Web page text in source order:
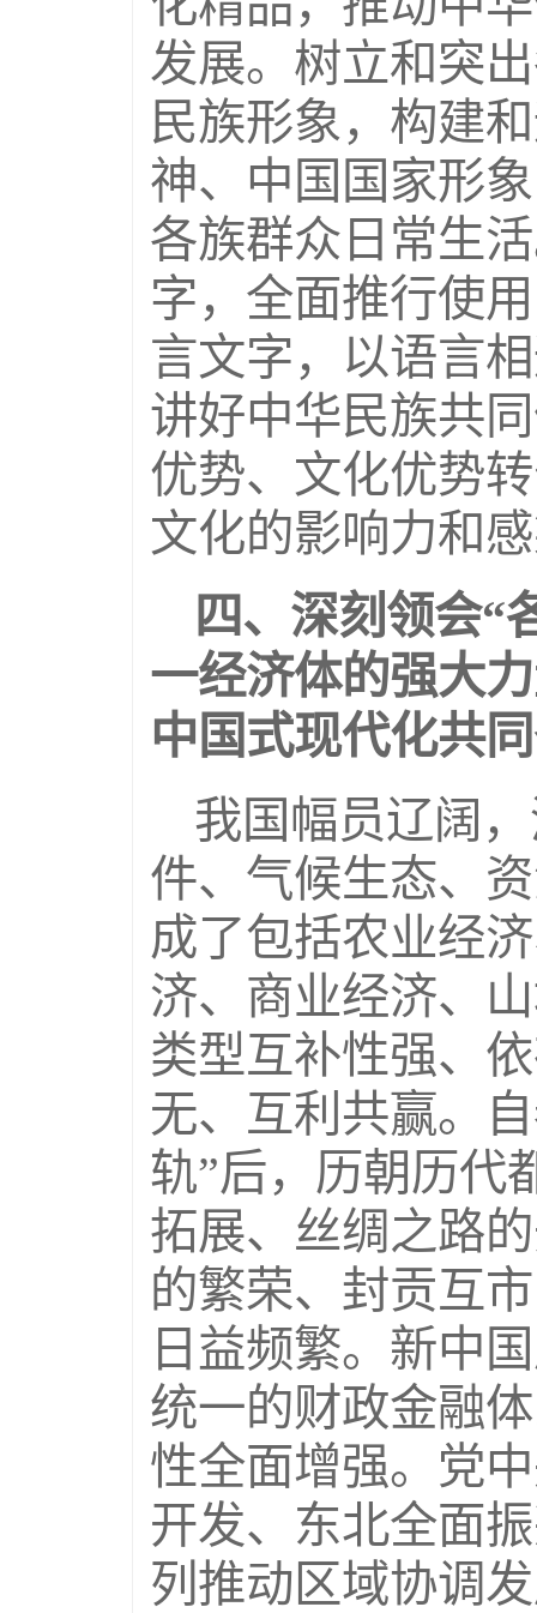
发展。树立和突
民族形象，构建
神、中国国家形
各族群众日常生
字，全面推行使
言文字，以语言
讲好中华民族共
优势、文化优势
文化的影响力和
四、深刻领会“
一经济体的强大
中国式现代化共
我国幅员辽阔
件、气候生态、
成了包括农业经
济、商业经济、
类型互补性强、
无、互利共赢。
轨”后，历朝历代
拓展、丝绸之路
的繁荣、封贡互
日益频繁。新中
统一的财政金融
性全面增强。党
开发、东北全面
列推动区域协调